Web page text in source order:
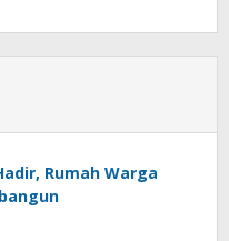
Rumah Warga